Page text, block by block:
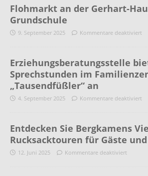
Flohmarkt an der Gerhart-
Grundschule
9. September 2025 Kommentare deaktiviert
Erziehungsberatungsstelle
Sprechstunden im
„Tausendfüßler“ an
4. September 2025 Kommentare deaktiviert
Entdecken Sie Bergkamens
Rucksacktouren für Gäste
12. Juni 2025 Kommentare deaktiviert